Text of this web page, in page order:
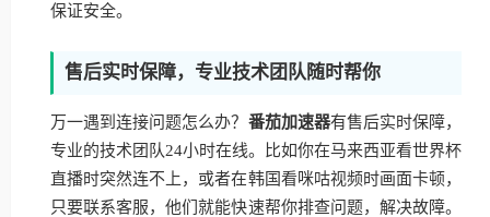
保证安全。
售后实时保障，专业技术团队随时帮你
万一遇到连接问题怎么办？ 番茄加速器有售后实时保障，
专业的技术团队24小时在线。比如你在马来西亚看世界杯
直播时突然连不上，或者在韩国看咪咕视频时画面卡顿，
只要联系客服，他们就能快速帮你排查问题，解决故障。